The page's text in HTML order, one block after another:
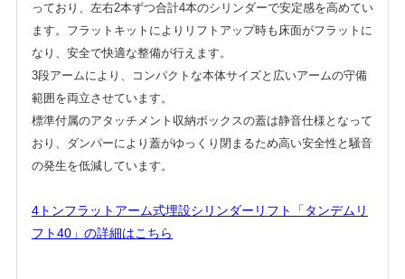
っており、左右2本ずつ合計4本のシリンダーで安定感を高めてい
ます。フラットキットによりリフトアップ時も床面がフラットに
なり、安全で快適な整備が行えます。
3段アームにより、コンパクトな本体サイズと広いアームの守備
範囲を両立させています。
標準付属のアタッチメント収納ボックスの蓋は静音仕様となって
おり、ダンパーにより蓋がゆっくり閉まるため高い安全性と騒音
の発生を低減しています。
4トンフラットアーム式埋設シリンダーリフト「タンデムリ
フト40」の詳細はこちら